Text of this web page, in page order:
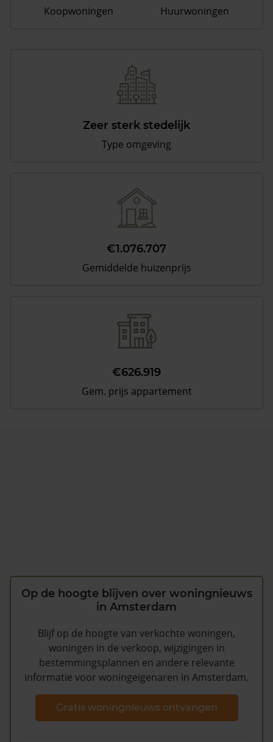
Koopwoningen
Huurwoningen
Zeer sterk stedelijk
Type omgeving
€1.076.707
Gemiddelde huizenprijs
€626.919
Gem. prijs appartement
Op de hoogte blijven over woningnieuws
in Amsterdam
Blijf op de hoogte van verkochte woningen,
woningen in de verkoop, wijzigingen in
bestemmingsplannen en andere relevante
informatie voor woningeigenaren in Amsterdam.
Gratis woningnieuws ontvangen